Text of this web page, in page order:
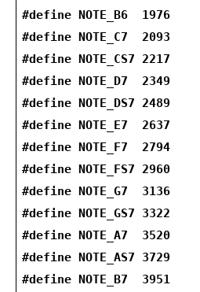
#define NOTE_B6  1976
#define NOTE_C7  2093
#define NOTE_CS7 2217
#define NOTE_D7  2349
#define NOTE_DS7 2489
#define NOTE_E7  2637
#define NOTE_F7  2794
#define NOTE_FS7 2960
#define NOTE_G7  3136
#define NOTE_GS7 3322
#define NOTE_A7  3520
#define NOTE_AS7 3729
#define NOTE_B7  3951